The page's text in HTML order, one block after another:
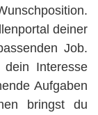
deiner
Job.
Interesse
Aufgaben
bringst du